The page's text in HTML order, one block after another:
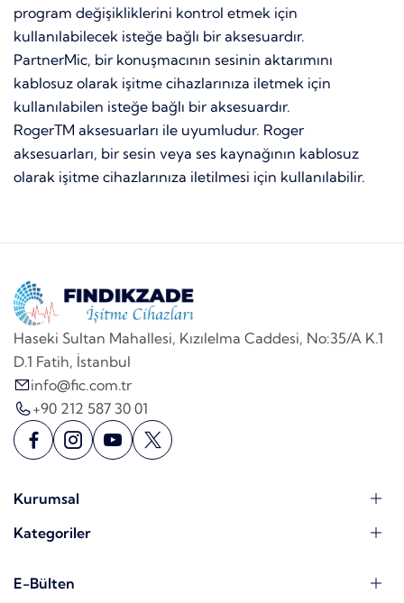
program değişikliklerini kontrol etmek için
kullanılabilecek isteğe bağlı bir aksesuardır.
PartnerMic, bir konuşmacının sesinin aktarımını
kablosuz olarak işitme cihazlarınıza iletmek için
kullanılabilen isteğe bağlı bir aksesuardır.
RogerTM aksesuarları ile uyumludur. Roger
aksesuarları, bir sesin veya ses kaynağının kablosuz
olarak işitme cihazlarınıza iletilmesi için kullanılabilir.
Haseki Sultan Mahallesi, Kızılelma Caddesi, No:35/A K.1
D.1 Fatih, İstanbul
info@fic.com.tr
+90 212 587 30 01
Kurumsal
Kategoriler
E-Bülten